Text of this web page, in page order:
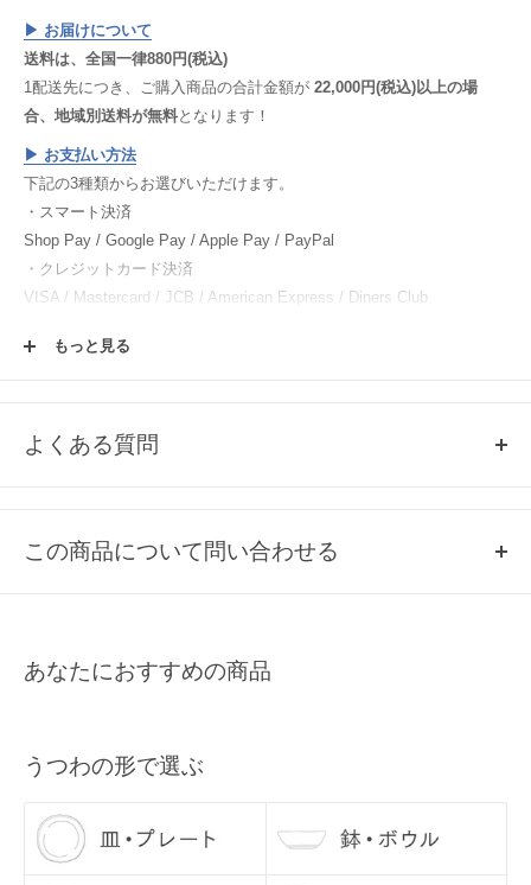
▶︎ お届けについて
送料は、全国一律880円(税込)
1配送先につき、ご購入商品の合計金額が 22,000円(税込)以上の場
合、地域別送料が無料となります！
▶︎ お支払い方法
下記の3種類からお選びいただけます。
・スマート決済
Shop Pay / Google Pay / Apple Pay / PayPal
・クレジットカード決済
VISA / Mastercard / JCB / American Express / Diners Club
楽天ペイ / Paypay / メルペイ
▶︎ ご注文方法
もっと見る
よくある質問
い。
すので、あらかじめご了承ください。
い。
Q4, うつわを使う前に、どのようなお手入れをすれば良いですか？
うつわの底部分は、テーブルなどに傷が入らぬよう、あらかじめ当店
にて磨いてお届けしております。 ざらつきが気になるようでしたら、
この商品について問い合わせる
メールアドレス
あなたにおすすめの商品
うつわの形で選ぶ